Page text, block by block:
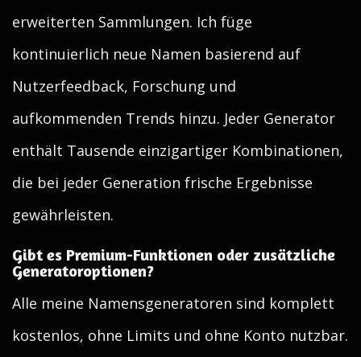
erweiterten Sammlungen. Ich füge
kontinuierlich neue Namen basierend auf
Nutzerfeedback, Forschung und
aufkommenden Trends hinzu. Jeder Generator
enthält Tausende einzigartiger Kombinationen,
die bei jeder Generation frische Ergebnisse
gewährleisten.
Gibt es Premium-Funktionen oder zusätzliche
Generatoroptionen?
Alle meine Namensgeneratoren sind komplett
kostenlos, ohne Limits und ohne Konto nutzbar.